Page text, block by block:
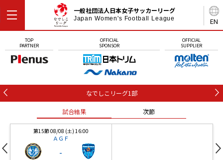
EN
一般社団法人日本女子サッカーリーグ
Japan Women's Football League
TOP
PARTNER
OFFICIAL
SPONSOR
OFFICIAL
SUPPLIER
なでしこリーグ1部
試合結果 次節
第15節 08/08 (土) 16:00
ＡＧＦ
-